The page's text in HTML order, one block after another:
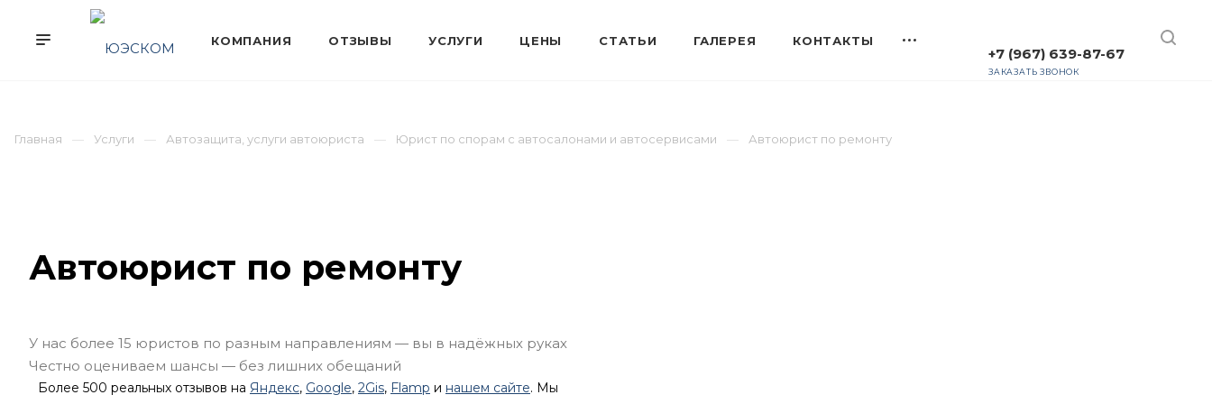
+7 (967) 639-87-67
ЗАКАЗАТЬ ЗВОНОК
Главная Услуги Автозащита, услуги автоюриста Юрист по спорам с автосалонами и автосервисами Автоюрист по ремонту
Автоюрист по ремонту
У нас более 15 юристов по разным направлениям — вы в надёжных руках
Честно оцениваем шансы — без лишних обещаний
Более 500 реальных отзывов на Яндекс, Google, 2Gis, Flamp и нашем сайте. Мы